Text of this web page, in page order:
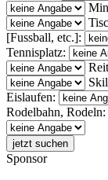
[Fussball, etc.]:
Tennisplatz:
Eislaufen:
Rodelbahn, Rodeln:
Sponsor